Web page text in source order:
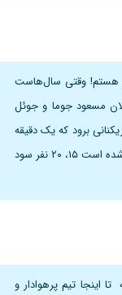
و از جزئیات آن باخبر هستم! وقتی سال‌هاست
مسعود جوما و جوئل
برود که یک دقیقه
هم بازی نکردند! به غیر از هواداران بیچاره استقلال همه راضی هستند. مطمئن باشید در این قراردادها که دلالی شده است ۱۵، ۲۰ نفر سود
اینجا تیم پرهوادار و